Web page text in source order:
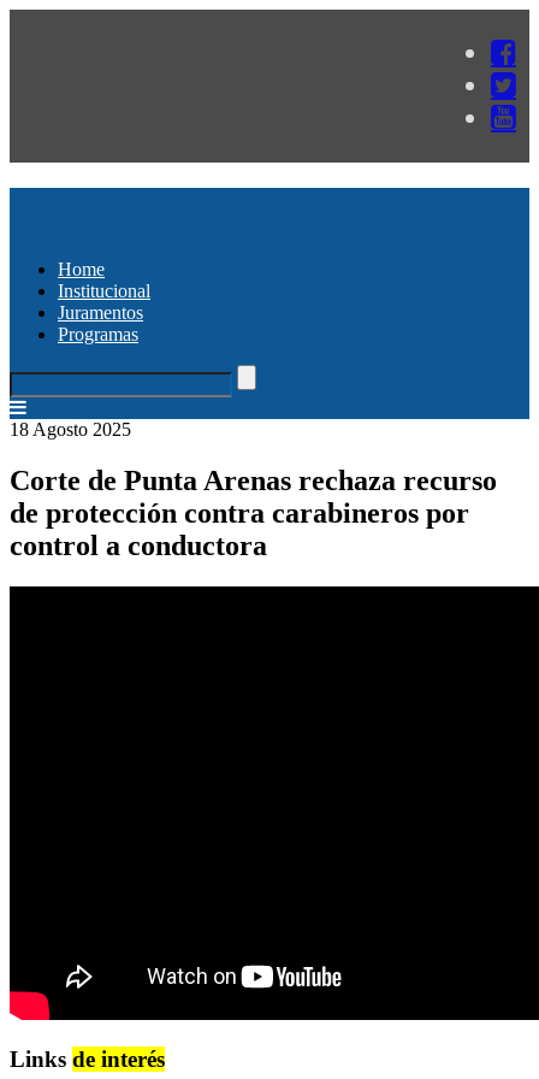
Home
Institucional
Juramentos
Programas
18 Agosto 2025
Corte de Punta Arenas rechaza recurso
de protección contra carabineros por
control a conductora
Links de interés